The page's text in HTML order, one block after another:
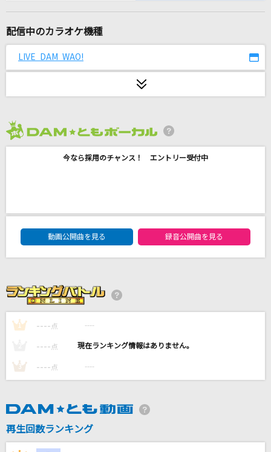
プシ
r-906 feat.初音ミク
グミ
悪魔の踊り方
MONGOL800
残酷な天使のテーゼ
高橋洋子
[生音]オレンジ
Umbrella
配信中のカラオケ機種
LIVE DAM WAO!
今なら採用のチャンス！ エントリー受付中
DAM★ともボーカルエントリーランキング
動画公開曲を見る
録音公開曲を見る
1 ---- 点 ----
---- 点 ----
3 ---- 点 ----
再生回数ランキング